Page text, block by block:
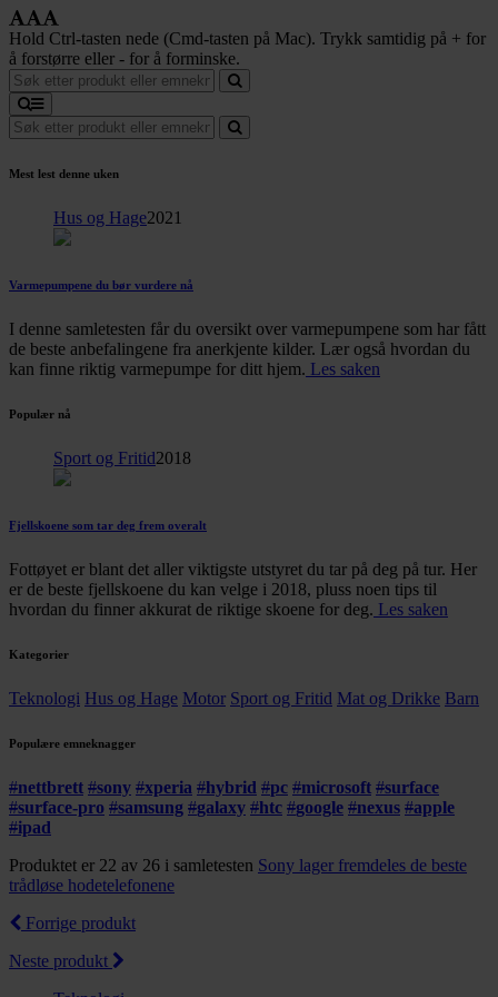
Hold Ctrl-tasten nede (Cmd-tasten på Mac). Trykk samtidig på + for
å forstørre eller - for å forminske.
Mest lest denne uken
Hus og Hage2021
Varmepumpene du bør vurdere nå
I denne samletesten får du oversikt over varmepumpene som har fått
de beste anbefalingene fra anerkjente kilder. Lær også hvordan du
kan finne riktig varmepumpe for ditt hjem. Les saken
Populær nå
Sport og Fritid2018
Fjellskoene som tar deg frem overalt
Fottøyet er blant det aller viktigste utstyret du tar på deg på tur. Her
er de beste fjellskoene du kan velge i 2018, pluss noen tips til
hvordan du finner akkurat de riktige skoene for deg. Les saken
Kategorier
Teknologi Hus og Hage Motor Sport og Fritid Mat og Drikke Barn
Populære emneknagger
#nettbrett #sony #xperia #hybrid #pc #microsoft #surface
#surface-pro #samsung #galaxy #htc #google #nexus #apple
#ipad
Produktet er 22 av 26 i samletesten Sony lager fremdeles de beste
trådløse hodetelefonene
Forrige produkt
Neste produkt